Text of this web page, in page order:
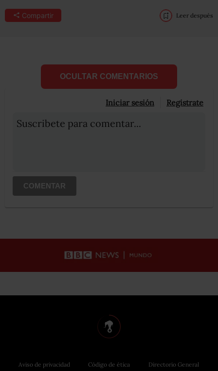
Compartir Leer después
OCULTAR COMENTARIOS
Iniciar sesión Registrate
Suscribete para comentar...
COMENTAR
Aviso de privacidad Código de ética Directorio General